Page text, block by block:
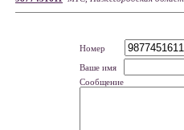
Номер
Ваше имя
Сообщение